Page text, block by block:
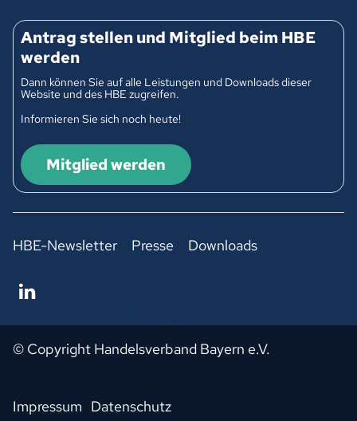
Antrag stellen und Mitglied beim HBE
werden
Dann können Sie auf alle Leistungen und Downloads dieser
Website und des HBE zugreifen.
Informieren Sie sich noch heute!
Mitglied werden
HBE-Newsletter Presse Downloads
© Copyright Handelsverband Bayern e.V.
Impressum Datenschutz